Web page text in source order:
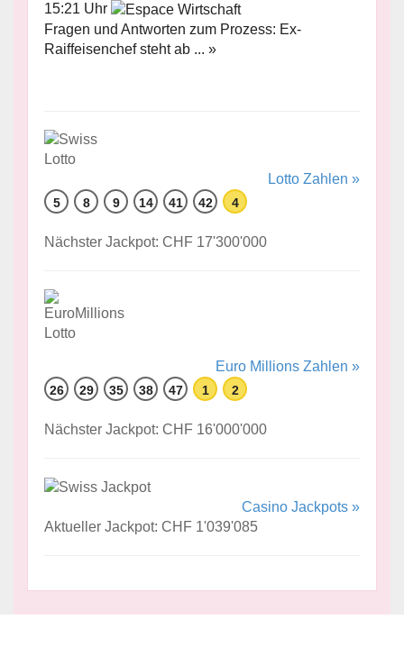
15:21 Uhr
Fragen und Antworten zum Prozess: Ex-
Raiffeisenchef steht ab ... »
Lotto Zahlen »
5 8 9 14 41 42 4
Nächster Jackpot: CHF 17'300'000
Euro Millions Zahlen »
26 29 35 38 47 1 2
Nächster Jackpot: CHF 16'000'000
Casino Jackpots »
Aktueller Jackpot: CHF 1'039'085